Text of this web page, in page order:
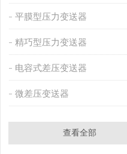
平膜型压力变送器
精巧型压力变送器
电容式差压变送器
微差压变送器
查看全部